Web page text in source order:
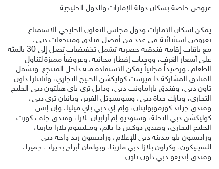
عروض خاصة بسكان دولة الإمارات والدول الخليجية
يمكن لسكان الإمارات ودول مجلس التعاون الخليجي الاستمتاع
بعروض استثنائية في عدد من أفضل فنادق ومنتجعات دبي،
مع باقات إقامة فندقية حصرية تشمل تخفيضات تصل إلى 30 بالمئة
على أسعار الغرف، ووجبات إفطار مجانية، وعروضاً مميزة لتناول
الطعام، ورصيداً مجانياً يمكن الاستفادة منه داخل المنتجع. وتشمل
الفنادق المشاركة ذا فيرست كوليكشن الخليج التجاري، وأنانتارا داون
تاون دبي، وفندق باراماونت دبي، ودابل تري باي هيلتون دبي الخليج
التجاري، وبارك حياة دبي، وسويسوتل الغرير، وبانيان تري دبي،
وفندق جراند كوزموبوليتان، وإم إي دبي باي ميليا، وإن إتش
كوليكشن دبي النخلة، وستوديو إم آرابيان بلازا، وفندق جلف كورت
الخليج التجاري، وفندق دوكس ذا بالم، وميلينيوم بلازا مارينا،
وراديسون بلو مدينة دبي للإعلام، وراديسون ريد واحة دبي
للسيليكون، وكراون بلازا دبي مارينا، وبولمان أبراج بحيرات جميرا،
وفندق إنديغو دبي داون تاون.